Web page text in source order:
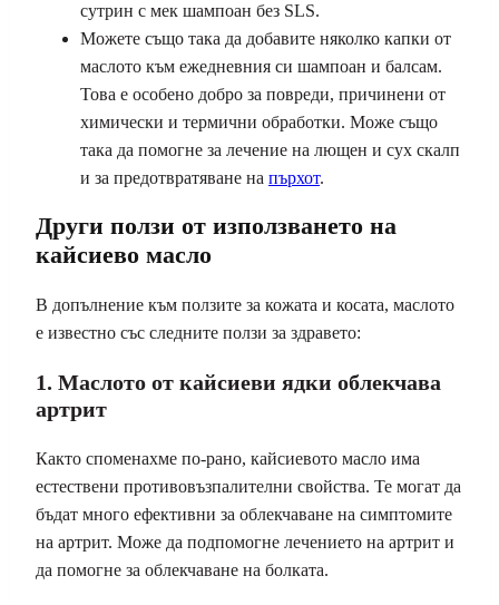
сутрин с мек шампоан без SLS.
Можете също така да добавите няколко капки от
маслото към ежедневния си шампоан и балсам.
Това е особено добро за повреди, причинени от
химически и термични обработки. Може също
така да помогне за лечение на лющен и сух скалп
и за предотвратяване на пърхот.
Други ползи от използването на
кайсиево масло
В допълнение към ползите за кожата и косата, маслото
е известно със следните ползи за здравето:
1. Маслото от кайсиеви ядки облекчава
артрит
Както споменахме по-рано, кайсиевото масло има
естествени противовъзпалителни свойства. Те могат да
бъдат много ефективни за облекчаване на симптомите
на артрит. Може да подпомогне лечението на артрит и
да помогне за облекчаване на болката.